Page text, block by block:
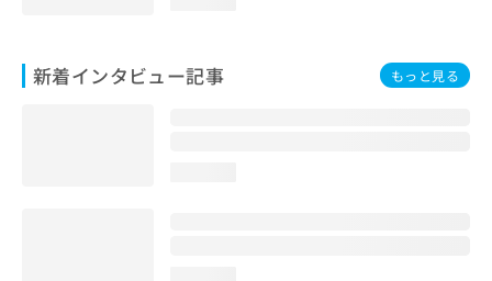
新着インタビュー記事 もっと見る